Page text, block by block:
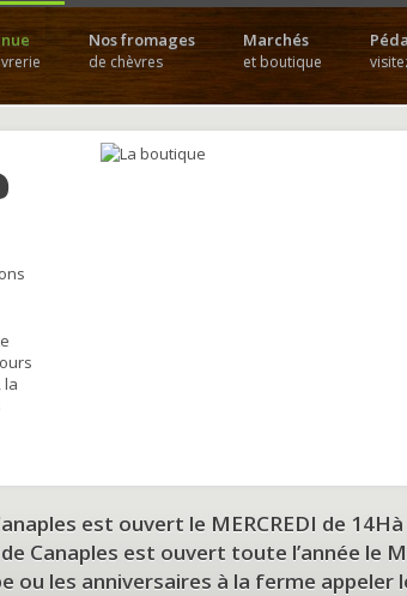
Nos fromages
de chèvres
Marchés
et boutique
la
est ouvert le MERCREDI de
Canaples est ouvert toute l’année le
ou les anniversaires à la ferme appeler